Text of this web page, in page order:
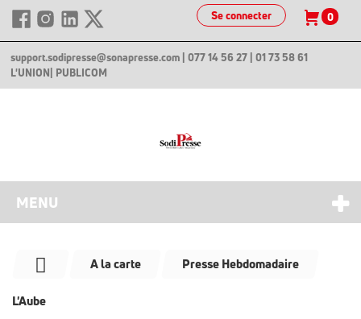
Se connecter 0
support.sodipresse@sonapresse.com | 077 14 56 27 | 01 73 58 61
L'UNION | PUBLICOM
MENU
A la carte Presse Hebdomadaire
L'Aube